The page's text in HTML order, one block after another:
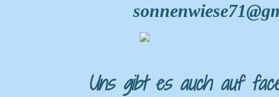
Uns gibt es auch auf